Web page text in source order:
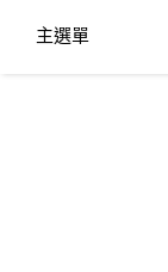
主選單